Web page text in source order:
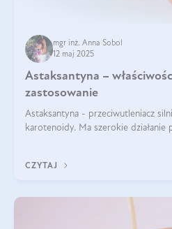
mgr inż. Anna Sobol
12 maj 2025
Astaksantyna –
zastosowanie
Astaksantyna - przeciwutleniacz
karotenoidy. Ma szerokie
CZYTAJ